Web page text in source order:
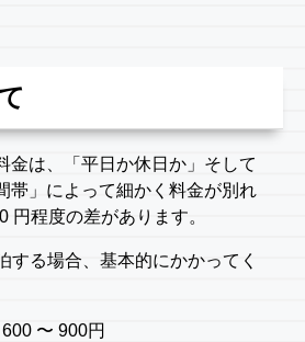
金は、「平日か休日か」そして
帯」によって細かく料金が別れ
円程度の差があります。
する場合、基本的にかかってく
〜 900円